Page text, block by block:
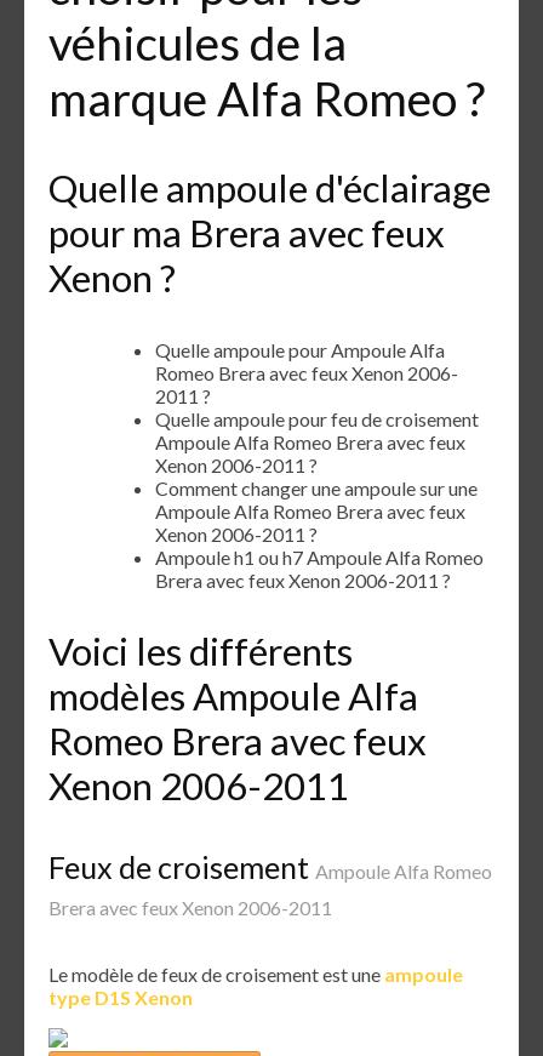
véhicules de la
marque Alfa Romeo ?
Quelle ampoule d'éclairage
pour ma Brera avec feux
Xenon ?
Quelle ampoule pour Ampoule Alfa
Romeo Brera avec feux Xenon 2006-
2011 ?
Quelle ampoule pour feu de croisement
Ampoule Alfa Romeo Brera avec feux
Xenon 2006-2011 ?
Comment changer une ampoule sur une
Ampoule Alfa Romeo Brera avec feux
Xenon 2006-2011 ?
Ampoule h1 ou h7 Ampoule Alfa Romeo
Brera avec feux Xenon 2006-2011 ?
Voici les différents
modèles Ampoule Alfa
Romeo Brera avec feux
Xenon 2006-2011
Feux de croisement Ampoule Alfa Romeo
Brera avec feux Xenon 2006-2011
Le modèle de feux de croisement est une ampoule
type D1S Xenon